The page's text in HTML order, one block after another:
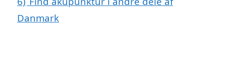
Danmark